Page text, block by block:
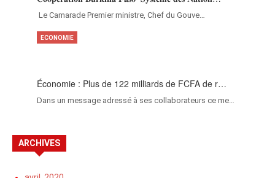
‎Le Camarade Premier ministre, Chef du Gouve…
Économie : Plus de 122 milliards de FCFA de r…
Dans un message adressé à ses collaborateurs ce me…
ECONOMIE
ARCHIVES